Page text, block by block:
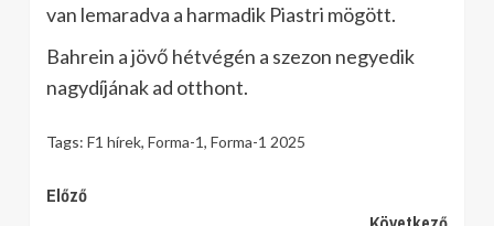
van lemaradva a harmadik Piastri mögött.
Bahrein a jövő hétvégén a szezon negyedik
nagydíjának ad otthont.
Tags: F1 hírek, Forma-1, Forma-1 2025
Continue
Előző